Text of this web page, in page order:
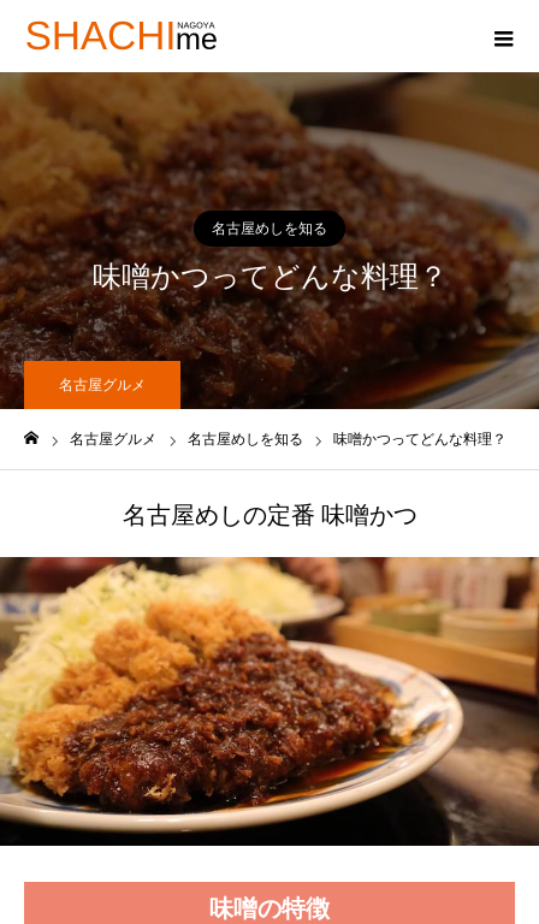
名古屋めしを知る
味噌かつってどんな料理？
名古屋グルメ
名古屋グルメ 名古屋めしを知る 味噌かつってどんな料理？
名古屋めしの定番 味噌かつ
味噌の特徴